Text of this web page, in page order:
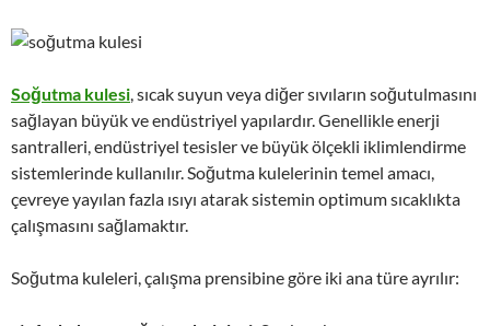
Soğutma kulesi, sıcak suyun veya diğer sıvıların soğutulmasını
sağlayan büyük ve endüstriyel yapılardır. Genellikle enerji
santralleri, endüstriyel tesisler ve büyük ölçekli iklimlendirme
sistemlerinde kullanılır. Soğutma kulelerinin temel amacı,
çevreye yayılan fazla ısıyı atarak sistemin optimum sıcaklıkta
çalışmasını sağlamaktır.
Soğutma kuleleri, çalışma prensibine göre iki ana türe ayrılır: